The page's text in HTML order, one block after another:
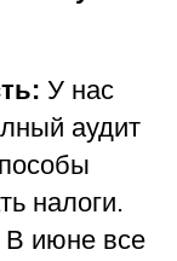
У нас
аудит
налоги.
В июне все